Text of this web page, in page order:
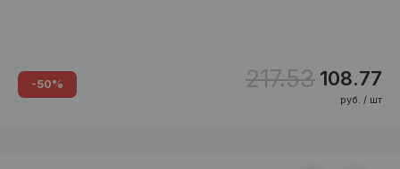
-50% 217.53 108.77
руб. / шт